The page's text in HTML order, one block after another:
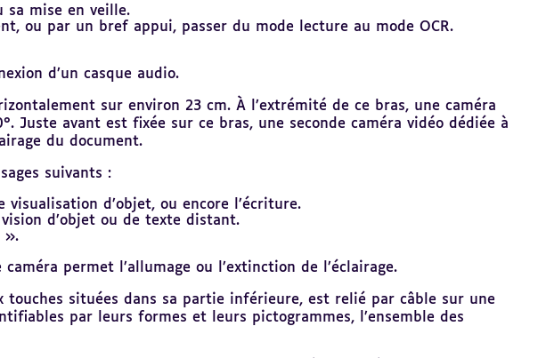
sa mise en veille.
ou par un bref appui, passer du mode lecture au mode OCR.
d’un casque audio.
sur environ 23 cm. À l’extrémité de ce bras, une caméra
Juste avant est fixée sur ce bras, une seconde caméra vidéo dédiée à
du document.
suivants :
d’objet, ou encore l’écriture.
d’objet ou de texte distant.
».
permet l’allumage ou l’extinction de l’éclairage.
situées dans sa partie inférieure, est relié par câble sur une
par leurs formes et leurs pictogrammes, l’ensemble des